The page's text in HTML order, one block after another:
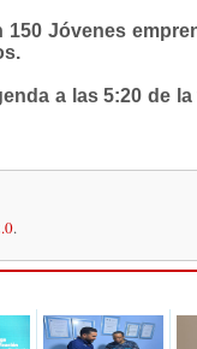
Jóvenes
a las 5:20 de
.